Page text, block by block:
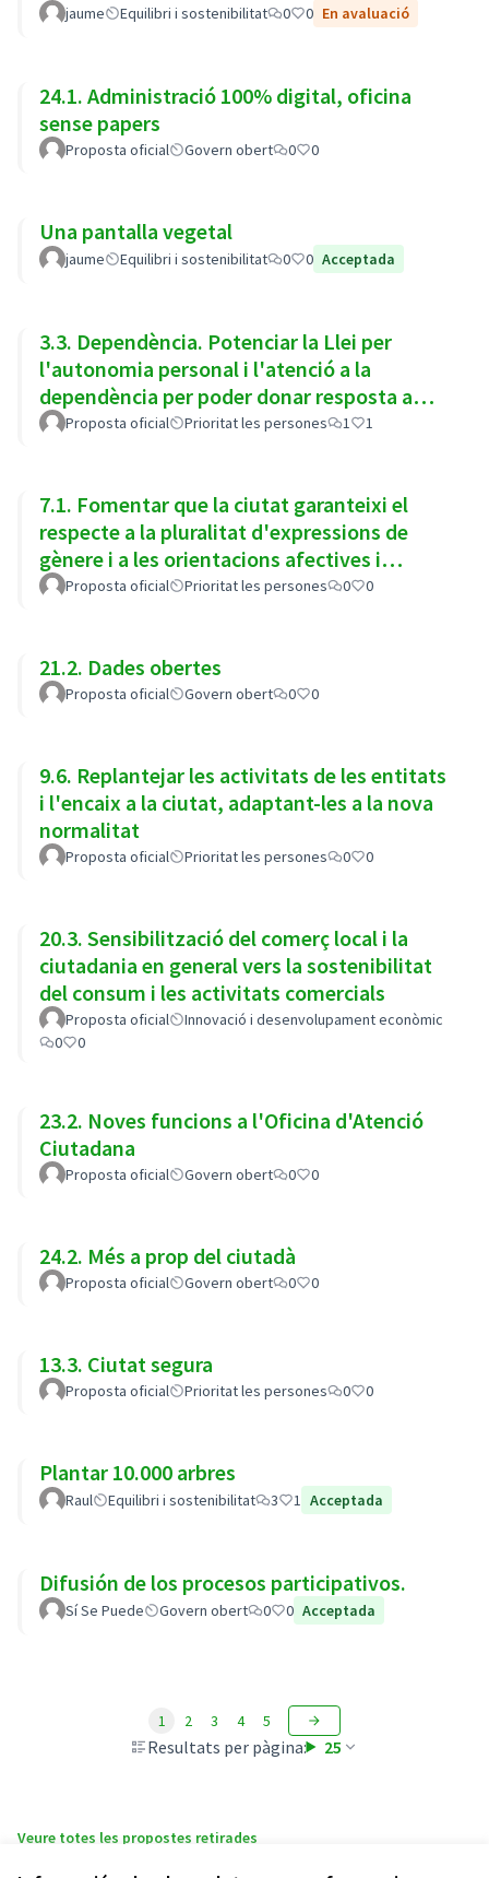
jaume Equilibri i sostenibilitat 0 0 En avaluació
24.1. Administració 100% digital, oficina
sense papers
Proposta oficial Govern obert 0 0
Una pantalla vegetal
jaume Equilibri i sostenibilitat 0 0 Acceptada
3.3. Dependència. Potenciar la Llei per
l'autonomia personal i l'atenció a la
dependència per poder donar resposta a
l'augment de necessitats previst
Proposta oficial Prioritat les persones 1 1
7.1. Fomentar que la ciutat garanteixi el
respecte a la pluralitat d'expressions de
gènere i a les orientacions afectives i
sexuals
Proposta oficial Prioritat les persones 0 0
21.2. Dades obertes
Proposta oficial Govern obert 0 0
9.6. Replantejar les activitats de les entitats
i l'encaix a la ciutat, adaptant-les a la nova
normalitat
Proposta oficial Prioritat les persones 0 0
20.3. Sensibilització del comerç local i la
ciutadania en general vers la sostenibilitat
del consum i les activitats comercials
Proposta oficial
Innovació i desenvolupament econòmic
0
0
23.2. Noves funcions a l'Oficina d'Atenció
Ciutadana
Proposta oficial Govern obert 0 0
24.2. Més a prop del ciutadà
Proposta oficial Govern obert 0 0
13.3. Ciutat segura
Proposta oficial Prioritat les persones 0 0
Plantar 10.000 arbres
Raul Equilibri i sostenibilitat 3 1 Acceptada
Difusión de los procesos participativos.
Sí Se Puede Govern obert 0 0 Acceptada
Resultats per pàgina: 25
1 2 3 4 5
Veure totes les propostes retirades